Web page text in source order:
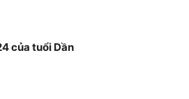
của tuổi Dần